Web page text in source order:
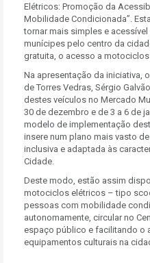
Elétricos: Promoção da
Mobilidade Condicionada”.
tornar mais simples e
munícipes pelo centro da
gratuita, o acesso a
Na apresentação da iniciativa,
de Torres Vedras, Sérgio
destes veículos no Mercado
30 de dezembro e de 3 a 6 de
modelo de implementação
insere num plano mais vasto
inclusiva e adaptada às
Cidade.
Deste modo, estão assim
motociclos elétricos – tipo
pessoas com mobilidade
autonomamente, circular no
espaço público e facilitando o
equipamentos culturais na